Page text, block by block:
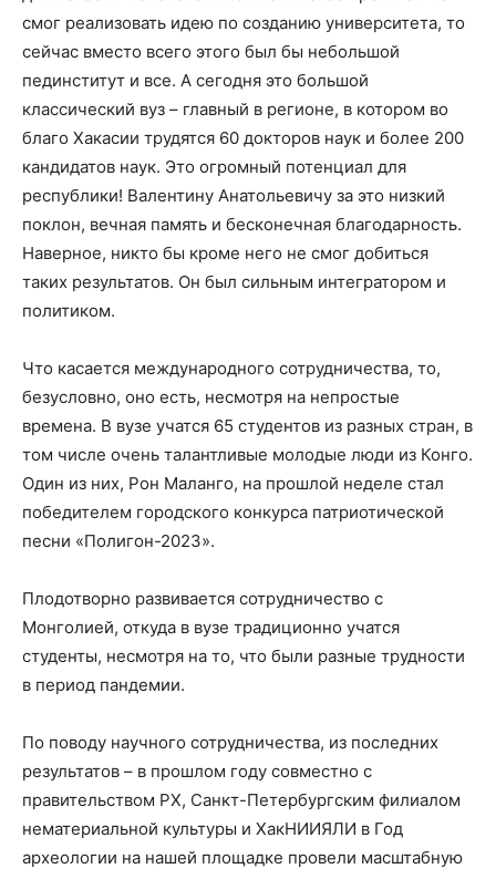
смог реализовать идею по созданию университета, то
сейчас вместо всего этого был бы небольшой
пединститут и все. А сегодня это большой
классический вуз – главный в регионе, в котором во
благо Хакасии трудятся 60 докторов наук и более 200
кандидатов наук. Это огромный потенциал для
республики! Валентину Анатольевичу за это низкий
поклон, вечная память и бесконечная благодарность.
Наверное, никто бы кроме него не смог добиться
таких результатов. Он был сильным интегратором и
политиком.
Что касается международного сотрудничества, то,
безусловно, оно есть, несмотря на непростые
времена. В вузе учатся 65 студентов из разных стран, в
том числе очень талантливые молодые люди из Конго.
Один из них, Рон Маланго, на прошлой неделе стал
победителем городского конкурса патриотической
песни «Полигон-2023».
Плодотворно развивается сотрудничество с
Монголией, откуда в вузе традиционно учатся
студенты, несмотря на то, что были разные трудности
в период пандемии.
По поводу научного сотрудничества, из последних
результатов – в прошлом году совместно с
правительством РХ, Санкт-Петербургским филиалом
нематериальной культуры и ХакНИИЯЛИ в Год
археологии на нашей площадке провели масштабную